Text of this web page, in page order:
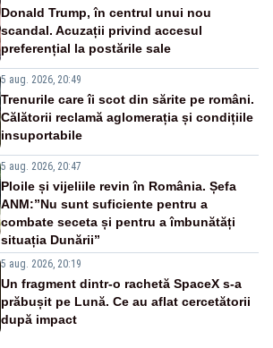
Donald Trump, în centrul unui nou
scandal. Acuzații privind accesul
preferențial la postările sale
5 aug. 2026, 20:49
Trenurile care îi scot din sărite pe români.
Călătorii reclamă aglomerația și condițiile
insuportabile
5 aug. 2026, 20:47
Ploile și vijeliile revin în România. Șefa
ANM:”Nu sunt suficiente pentru a
combate seceta și pentru a îmbunătăți
situația Dunării”
5 aug. 2026, 20:19
Un fragment dintr-o rachetă SpaceX s-a
prăbușit pe Lună. Ce au aflat cercetătorii
după impact